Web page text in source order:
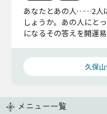
あなたとあの人……2人
しょうか。あの人に
になるその答えを開運
久保
メニュー一覧